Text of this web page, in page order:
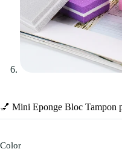
💅 Mini Eponge Bloc Tampon
Color